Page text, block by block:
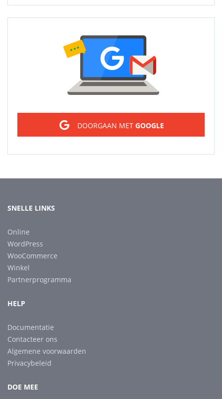
DOORGAAN MET GOOGLE
SNELLE LINKS
Online
WordPress
WooCommerce
Winkel
Partnerprogramma
HELP
Documentatie
Contacteer ons
Algemene voorwaarden
Privacybeleid
DOE MEE